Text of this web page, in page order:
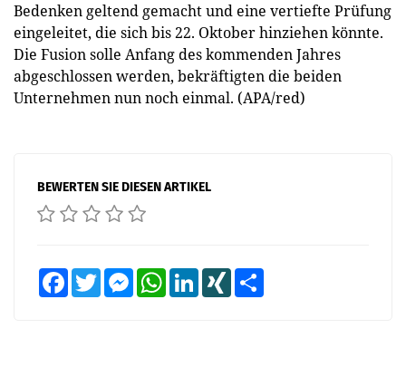
Bedenken geltend gemacht und eine vertiefte Prüfung
eingeleitet, die sich bis 22. Oktober hinziehen könnte.
Die Fusion solle Anfang des kommenden Jahres
abgeschlossen werden, bekräftigten die beiden
Unternehmen nun noch einmal. (APA/red)
BEWERTEN SIE DIESEN ARTIKEL
FacebookTwitter MessengerWhatsAppLinkedInXING